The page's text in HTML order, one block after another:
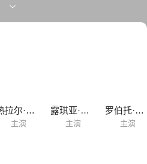
出经纪人梅内吉尼结婚。在这场婚姻
拉斯。直到有一天他遇上了希腊船王
的重围。奥纳西斯这个拥有许多轮船
人爱上...
热拉尔·达尔蒙
主演
露琪亚·萨多
主演
罗伯托·阿尔瓦雷斯
主演